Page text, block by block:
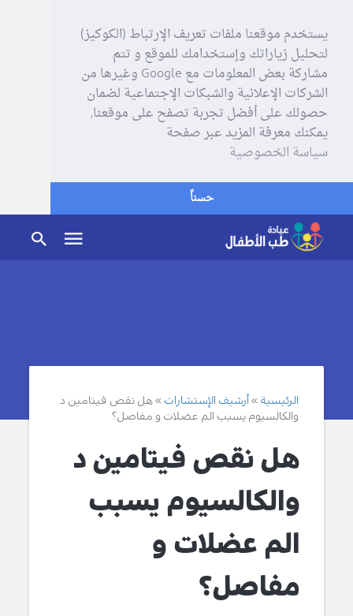
يستخدم موقعنا ملفات تعريف الإرتباط (الكوكيز)
لتحليل زياراتك وإستخدامك للموقع و تتم
مشاركة بعض المعلومات مع Google وغيرها من
الشركات الإعلانية والشبكات الإجتماعية لضمان
حصولك على أفضل تجربة تصفح على موقعنا,
يمكنك معرفة المزيد عبر صفحة
سياسة الخصوصية
حسناً
الرئيسية أرشيف الإستشارات
هل نقص فيتامين د
والكالسيوم يسبب الم عضلات و مفاصل؟
هل نقص فيتامين د
والكالسيوم يسبب
الم عضلات و
مفاصل؟